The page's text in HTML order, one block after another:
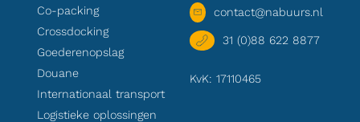
Co-packing
Crossdocking
Goederenopslag
Douane
Internationaal transport
Logistieke oplossingen
contact@nabuurs.nl
31 (0)88 622 8877
KvK: 17110465